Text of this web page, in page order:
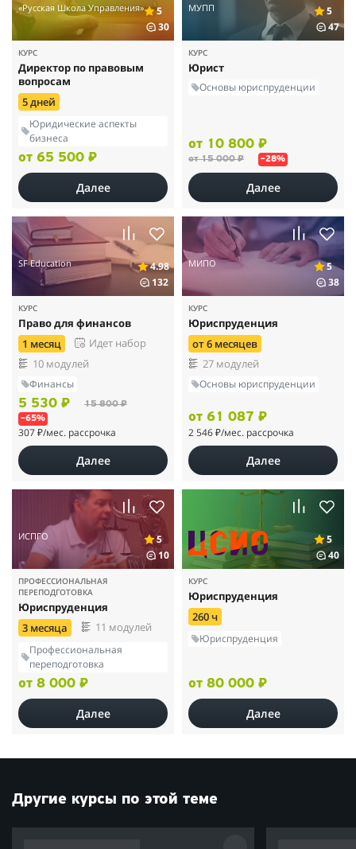
«Русская Школа Управления»
5
30
КУРС
Директор по правовым
вопросам
5 дней
Юридические аспекты
бизнеса
от 65 500 ₽
Далее
МУПП
5
47
КУРС
Юрист
Основы юриспруденции
от 10 800 ₽
от 15 000 ₽ –28%
Далее
SF Education
4.98
132
КУРС
Право для финансов
1 месяц
Идет набор
10 модулей
Финансы
5 530 ₽ 15 800 ₽
–65%
307 ₽/мес. рассрочка
Далее
МИПО
5
38
КУРС
Юриспруденция
от 6 месяцев
27 модулей
Основы юриспруденции
от 61 087 ₽
2 546 ₽/мес. рассрочка
Далее
ИСПГО
5
10
ПРОФЕССИОНАЛЬНАЯ
ПЕРЕПОДГОТОВКА
Юриспруденция
3 месяца
11 модулей
Профессиональная
переподготовка
от 8 000 ₽
Далее
5
40
КУРС
Юриспруденция
260 ч
Юриспруденция
от 80 000 ₽
Далее
Другие курсы по этой теме